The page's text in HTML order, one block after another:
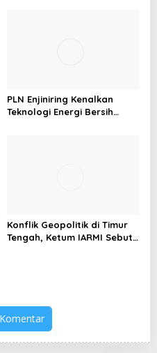
PLN Enjiniring Kenalkan
Teknologi Energi Bersih
Konflik Geopolitik di Timur
Tengah, Ketum IARMI Sebut